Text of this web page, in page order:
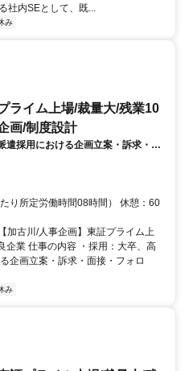
社内SEとして、既...
み
ライム上場/裁量大/残業10
画/制度設計
遣採用における企画立案・訴求・面
・教育：新入社員研修企画立案～実
実施・振り返りの全て
り所定労働時間08時間） 休憩：60
加古川/人事企画】東証プライム上
企業 仕事の内容 ・採用：大卒、高
企画立案・訴求・面接・フォロ
み